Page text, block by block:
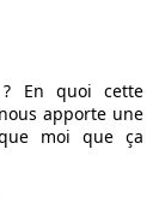
En quoi cette
apporte une
moi que ça